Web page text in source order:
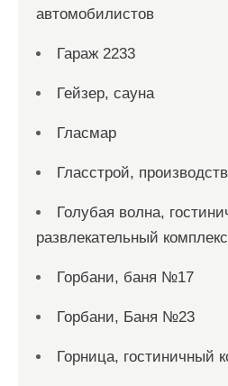
автомобилистов
Гараж 2233
Гейзер, сауна
Гласмар
Гласстрой,
Голубая волна,
развлекательный комплекс
Горбани, баня №17
Горбани, Баня №23
Горница, гостиничный